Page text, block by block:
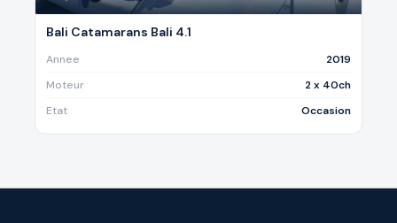
Bali Catamarans Bali 4.1
Annee
2019
Moteur
2 x 40ch
Etat
Occasion